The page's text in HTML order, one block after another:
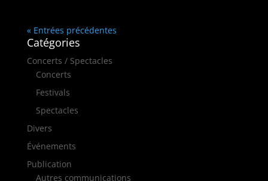
« Entrées précédentes
Catégories
Concerts / Spectacles
Concerts
Festivals
Spectacles
Divers
Événements
Publication
Autres communications